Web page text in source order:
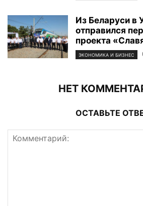
Из Беларуси в
отправился
проекта
ЭКОНОМИКА И БИЗНЕС
НЕТ
ОСТАВЬТЕ